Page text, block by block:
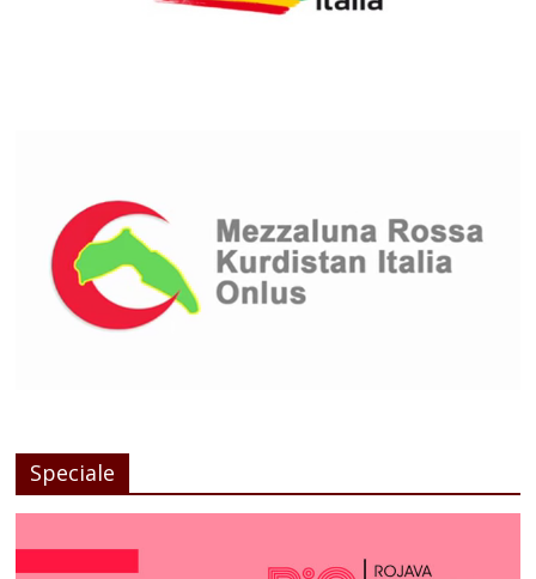
Speciale